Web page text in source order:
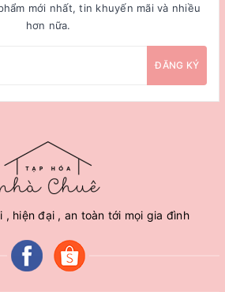
mới nhất, tin khuyến mãi và nhiều
hơn nữa.
ĐĂNG KÝ
, hiện đại , an toàn tới mọi gia đình